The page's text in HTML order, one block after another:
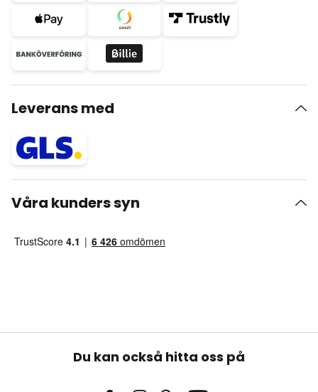
Leverans med
Våra kunders syn
Du kan också hitta oss på